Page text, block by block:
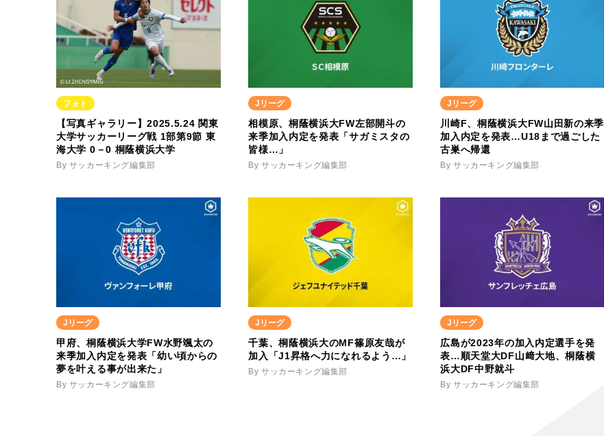
フォト
【写真ギャラリー】2025.5.24 関東
大学サッカーリーグ戦 1部第9節 東
海大学 0－0 桐蔭横浜大学
By サッカーキング編集部
Jリーグ
相模原、桐蔭横浜大FW左部開斗の
来季加入内定を発表「サガミスタの
皆様…」
By サッカーキング編集部
Jリーグ
川崎F、桐蔭横浜大FW山田新の来季
加入内定を発表…U18まで過ごした
古巣へ帰還
By サッカーキング編集部
Jリーグ
甲府、桐蔭横浜大学FW水野颯太の
来季加入内定を発表「幼い頃からの
夢を叶える事が出来た」
By サッカーキング編集部
Jリーグ
千葉、桐蔭横浜大のMF篠原友哉が
加入「J1昇格へ力になれるよう…」
By サッカーキング編集部
Jリーグ
広島が2023年の加入内定選手を発
表…順天堂大DF山﨑大地、桐蔭横
浜大DF中野就斗
By サッカーキング編集部